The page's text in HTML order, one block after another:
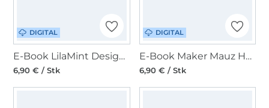
DIGITAL
E-Book LilaMint Design Handtasche Texas28
6,90 € / Stk
DIGITAL
E-Book Maker Mauz Handtasche Ally
6,90 € / Stk